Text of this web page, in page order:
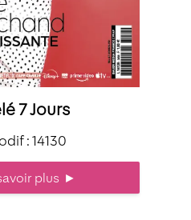
7 Jours
: 14130
plus ►